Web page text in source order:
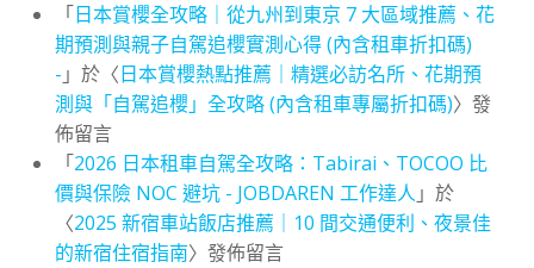
「日本賞櫻全攻略｜從九州到東京 7 大區域推薦、花
期預測與親子自駕追櫻實測心得 (內含租車折扣碼)
- 」於〈日本賞櫻熱點推薦｜精選必訪名所、花期預
測與「自駕追櫻」全攻略 (內含租車專屬折扣碼)〉發
佈留言
「2026 日本租車自駕全攻略：Tabirai、TOCOO 比
價與保險 NOC 避坑 - JOBDAREN 工作達人 」於
〈2025 新宿車站飯店推薦｜10 間交通便利、夜景佳
的新宿住宿指南〉發佈留言